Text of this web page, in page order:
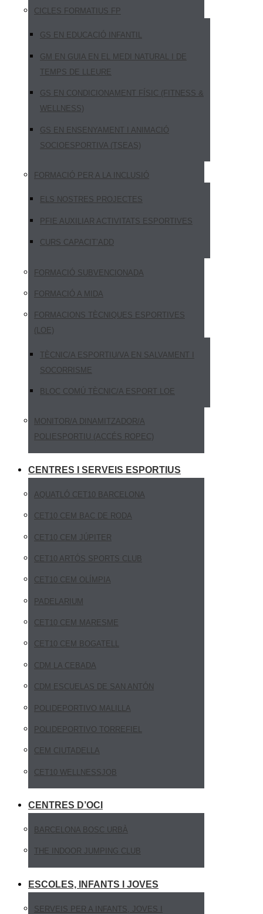
CICLES FORMATIUS FP
GS EN EDUCACIÓ INFANTIL
GM EN GUIA EN EL MEDI NATURAL I DE
TEMPS DE LLEURE
GS EN CONDICIONAMENT FÍSIC (FITNESS &
WELLNESS)
GS EN ENSENYAMENT I ANIMACIÓ
SOCIOESPORTIVA (TSEAS)
FORMACIÓ PER A LA INCLUSIÓ
ELS NOSTRES PROJECTES
PFIE AUXILIAR ACTIVITATS ESPORTIVES
CURS CAPACIT’ADD
FORMACIÓ SUBVENCIONADA
FORMACIÓ A MIDA
FORMACIONS TÈCNIQUES ESPORTIVES
(LOE)
TÈCNIC/A ESPORTIU/VA EN SALVAMENT I
SOCORRISME
BLOC COMÚ TÈCNIC/A ESPORT LOE
MONITOR/A DINAMITZADOR/A
POLIESPORTIU (ACCÉS ROPEC)
CENTRES I SERVEIS ESPORTIUS
AQUATLÓ CET10 BARCELONA
CET10 CEM BAC DE RODA
CET10 CEM JÚPITER
CET10 ARTÓS SPORTS CLUB
CET10 CEM OLÍMPIA
PADELARIUM
CET10 CEM MARESME
CET10 CEM BOGATELL
CDM LA CEBADA
CDM ESCUELAS DE SAN ANTÓN
POLIDEPORTIVO MALILLA
POLIDEPORTIVO TORREFIEL
CEM CIUTADELLA
CET10 WELLNESSJOB
CENTRES D’OCI
BARCELONA BOSC URBÀ
THE INDOOR JUMPING CLUB
ESCOLES, INFANTS I JOVES
SERVEIS PER A INFANTS, JOVES I